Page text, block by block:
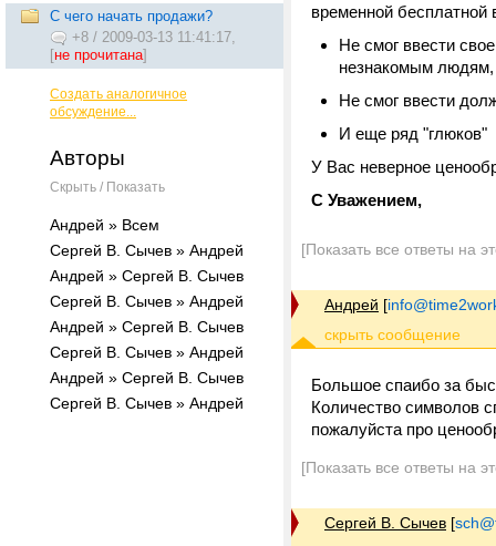
С чего начать продажи?
+8 / 2009-03-13 11:41:17,
[не прочитана]
Создать аналогичное
обсуждение...
Авторы
Скрыть / Показать
Андрей » Всем
Сергей В. Сычев » Андрей
Андрей » Сергей В. Сычев
Сергей В. Сычев » Андрей
Андрей » Сергей В. Сычев
Сергей В. Сычев » Андрей
Андрей » Сергей В. Сычев
Сергей В. Сычев » Андрей
временной бесплатной
Не смог ввести
незнакомым людям,
Не смог ввести
И еще ряд "глюков"
У Вас неверное
С Уважением,
[Показать все ответы на
Андрей [
Большое спаибо за
Количество символов
пожалуйста про
[Показать все ответы на
Сергей В. Сычев [